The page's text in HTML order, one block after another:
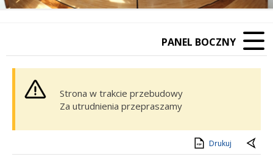
PANEL BOCZNY
Strona w trakcie przebudowy
Za utrudnienia przepraszamy
Drukuj